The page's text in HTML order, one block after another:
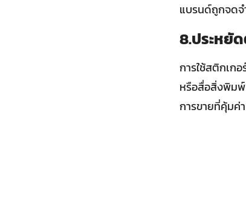
แบรนด์ถูกจดจ
8.ประหยั
การใช้สติกเก
หรือสื่อสิ่งพิมพ์
การขายที่คุ้มค่า